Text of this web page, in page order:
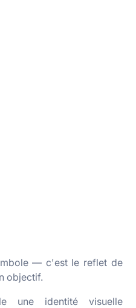
— c'est le reflet de
objectif.
une identité visuelle